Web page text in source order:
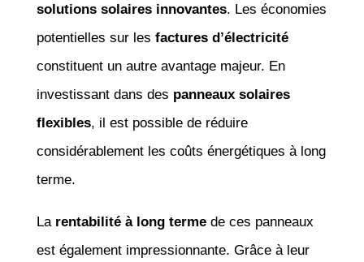
solutions solaires innovantes. Les économies
potentielles sur les factures d’électricité
constituent un autre avantage majeur. En
investissant dans des panneaux solaires
flexibles, il est possible de réduire
considérablement les coûts énergétiques à long
terme.
La rentabilité à long termede ces panneaux
est également impressionnante. Grâce à leur